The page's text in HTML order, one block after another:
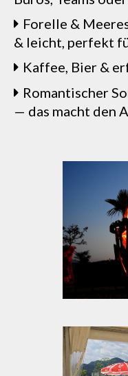
Forelle &
& leicht, perfekt
Kaffee, Bier &
Romantischer
— das macht den